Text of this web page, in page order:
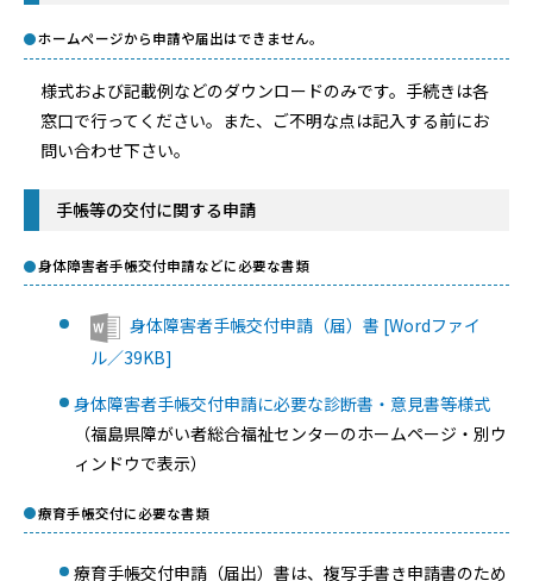
ホームページから申請や届出はできません。
様式および記載例などのダウンロードのみです。手続きは各
窓口で行ってください。また、ご不明な点は記入する前にお
問い合わせ下さい。
手帳等の交付に関する申請
身体障害者手帳交付申請などに必要な書類
身体障害者手帳交付申請（届）書 [Wordファイ
ル／39KB]
身体障害者手帳交付申請に必要な診断書・意見書等様式
（福島県障がい者総合福祉センターのホームページ・別ウ
ィンドウで表示）
療育手帳交付に必要な書類
療育手帳交付申請（届出）書は、複写手書き申請書のため